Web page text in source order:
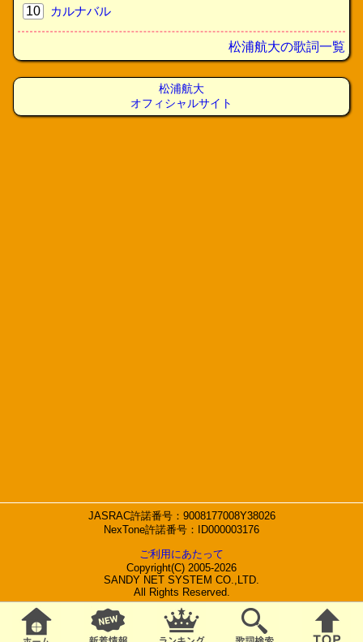
10
カルナバル
松浦航大の歌詞一覧
松浦航大
オフィシャルサイト
JASRAC許諾番号：9008177008Y38026
NexTone許諾番号：ID000003176
ご利用にあたって
Copyright(C) 2005-2026
SANDY NET SYSTEM CO.,LTD.
All Rights Reserved.